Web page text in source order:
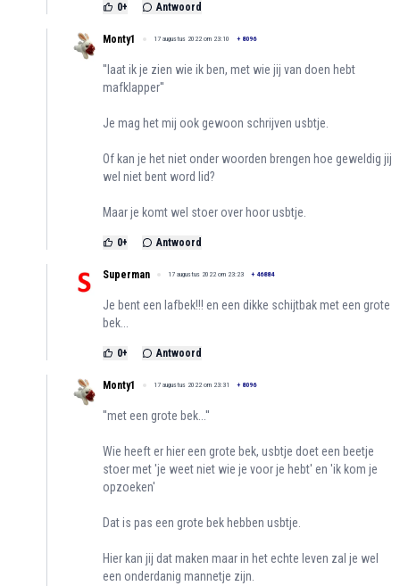
0+ Antwoord
Monty1 17 augustus 2022 om 23:10 + 8096
''laat ik je zien wie ik ben, met wie jij van doen hebt
mafklapper''
Je mag het mij ook gewoon schrijven usbtje.
Of kan je het niet onder woorden brengen hoe geweldig jij
wel niet bent word lid?
Maar je komt wel stoer over hoor usbtje.
0+ Antwoord
Superman 17 augustus 2022 om 23:23 + 46884
Je bent een lafbek!!! en een dikke schijtbak met een grote
bek...
0+ Antwoord
Monty1 17 augustus 2022 om 23:31 + 8096
''met een grote bek...''
Wie heeft er hier een grote bek, usbtje doet een beetje
stoer met 'je weet niet wie je voor je hebt' en 'ik kom je
opzoeken'
Dat is pas een grote bek hebben usbtje.
Hier kan jij dat maken maar in het echte leven zal je wel
een onderdanig mannetje zijn.